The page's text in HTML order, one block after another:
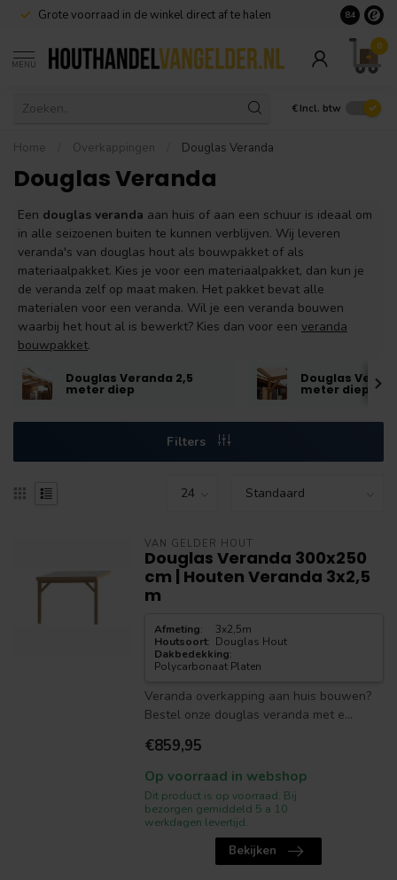
inDouglas hout Goedkoopste houthandel
8.4
MENU
0
€ Incl. btw
Home Overkappingen Douglas Veranda
Douglas Veranda
Een douglas veranda aan huis of aan een schuur is ideaal om
in alle seizoenen buiten te kunnen verblijven. Wij leveren
veranda's van douglas hout als bouwpakket of als
materiaalpakket. Kies je voor een materiaalpakket, dan kun je
de veranda zelf op maat maken. Het pakket bevat alle
materialen voor een veranda. Wil je een veranda bouwen
waarbij het hout al is bewerkt? Kies dan voor een veranda
bouwpakket.
Douglas Veranda 2,5
meter diep
Douglas
meter diep
Filters
VAN GELDER HOUT
Douglas Veranda 300x250
cm | Houten Veranda 3x2,5
m
Afmeting:
3x2,5m
Houtsoort: Douglas Hout
Dakbedekking:
Polycarbonaat Platen
Veranda overkapping aan huis bouwen?
Bestel onze douglas veranda met e...
€859,95
Op voorraad in webshop
Dit product is op voorraad. Bij
bezorgen gemiddeld 5 a 10
werkdagen levertijd.
Bekijken